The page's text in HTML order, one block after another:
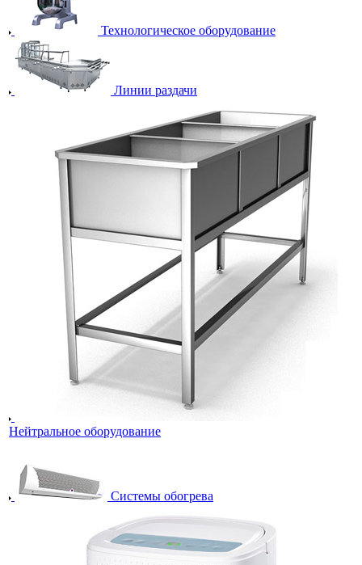
Технологическое оборудование
Линии раздачи
Нейтральное оборудование
Системы обогрева